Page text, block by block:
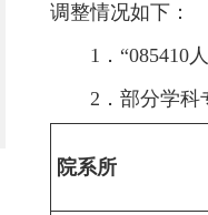
调整情况如下：
1．“085410
2．部分学科
院系所